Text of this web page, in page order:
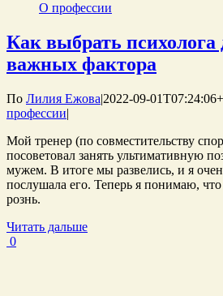
О профессии
Как выбрать
важных фактора
По Лилия Ежова|2022-09-
профессии|
Мой тренер (по совместительству
посоветовал занять ультимативную
мужем. В итоге мы развелись, и я
послушала его. Теперь я понимаю,
рознь.
Читать дальше
0